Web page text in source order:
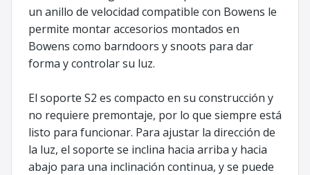
un anillo de velocidad compatible con Bowens le
permite montar accesorios montados en
Bowens como barndoors y snoots para dar
forma y controlar su luz.
El soporte S2 es compacto en su construcción y
no requiere premontaje, por lo que siempre está
listo para funcionar. Para ajustar la dirección de
la luz, el soporte se inclina hacia arriba y hacia
abajo para una inclinación continua, y se puede